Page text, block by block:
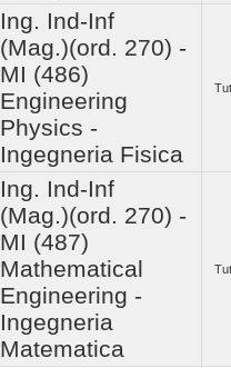
Ing. Ind-Inf
(Mag.)(ord. 270) -
MI (486)
Engineering
Physics -
Ingegneria Fisica
Ing. Ind-Inf
(Mag.)(ord. 270) -
MI (487)
Mathematical
Engineering -
Ingegneria
Matematica